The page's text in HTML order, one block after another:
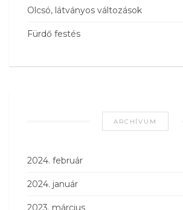
Olcsó, látványos változások
Fürdő festés
ARCHÍVUM
2024. február
2024. január
2023. március